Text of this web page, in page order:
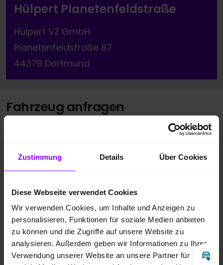
Zustimmung Details Über Cookies
Diese Webseite verwendet Cookies
Wir verwenden Cookies, um Inhalte und Anzeigen zu
personalisieren, Funktionen für soziale Medien anbieten
zu können und die Zugriffe auf unsere Website zu
analysieren. Außerdem geben wir Informationen zu Ihrer
Verwendung unserer Website an unsere Partner für
Hülpert Planetenfeldstraße
Hülpert VZ GmbH
Planetenfeldstraße 87
44379 Dortmund
Fahrzeug anfragen
Telefonnummer
E-Mail*